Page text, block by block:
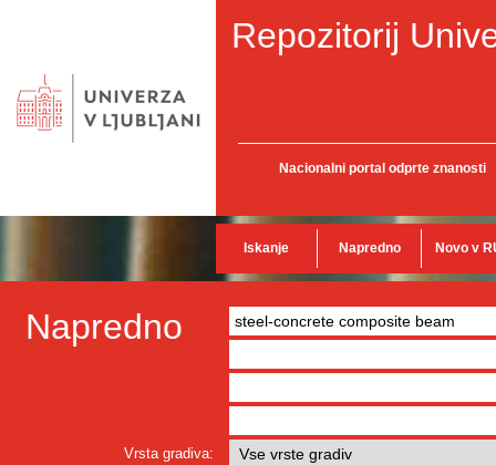
Repozitorij
Nacionalni portal odprte znanosti
Iskanje Napredno Novo v
Napredno
Vrsta gradiva: